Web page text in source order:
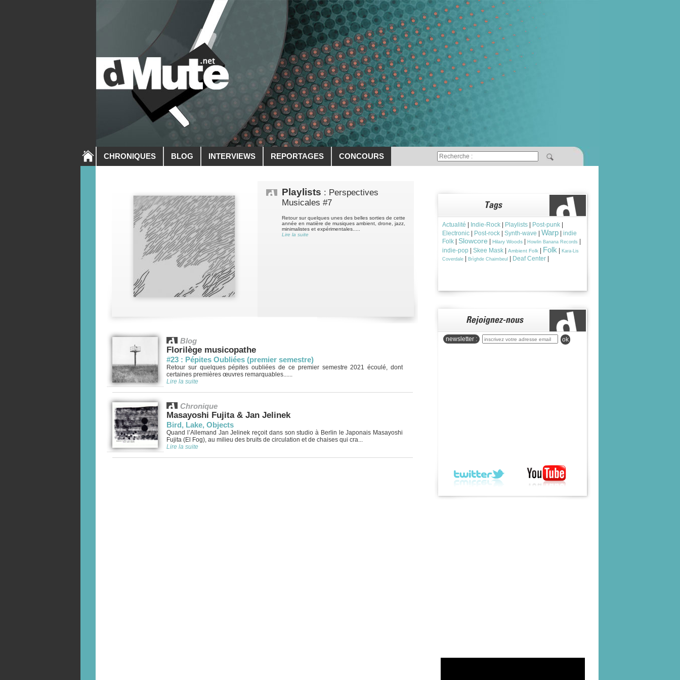
CHRONIQUES BLOG INTERVIEWS REPORTAGES CONCOURS
Playlists : Perspectives
Musicales #7
Retour sur quelques unes des belles sorties de cette
année en matière de musiques ambient, drone, jazz,
minimalistes et expérimentales.....
Lire la suite
Blog
Florilège musicopathe
#23 : Pépites Oubliées (premier semestre)
Retour sur quelques pépites oubliées de ce premier semestre 2021 écoulé, dont
certaines premières œuvres remarquables......
Lire la suite
Chronique
Masayoshi Fujita & Jan Jelinek
Bird, Lake, Objects
Quand l’Allemand Jan Jelinek reçoit dans son studio à Berlin le Japonais Masayoshi
Fujita (El Fog), au milieu des bruits de circulation et de chaises qui cra...
Lire la suite
Actualité Indie-Rock Playlists Post-punk
Electronic
Post-rock Synth-wave Warp
indie
Folk
Slowcore Hilary Woods Howlin Banana Records
indie-pop
Skee Mask Ambient Folk Folk
Kara-Lis
Coverdale
Brìghde Chaimbeul Deaf Center
newsletter : ok